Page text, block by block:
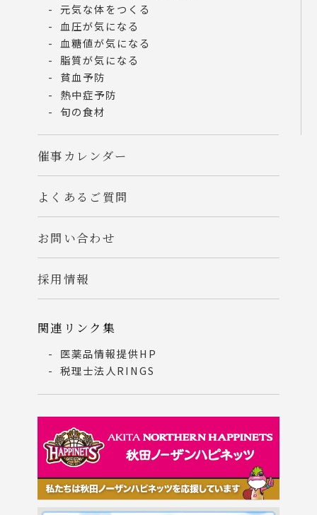
元気な体をつくる
血圧が気になる
血糖値が気になる
脂質が気になる
貧血予防
熱中症予防
旬の食材
催事カレンダー
よくあるご質問
お問い合わせ
採用情報
関連リンク集
医薬品情報提供HP
税理士法人RINGS